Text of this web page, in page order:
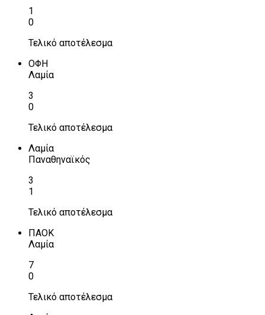
1
0
Τελικό αποτέλεσμα
ΟΦΗ
Λαμία
3
0
Τελικό αποτέλεσμα
Λαμία
Παναθηναϊκός
3
1
Τελικό αποτέλεσμα
ΠΑΟΚ
Λαμία
7
0
Τελικό αποτέλεσμα